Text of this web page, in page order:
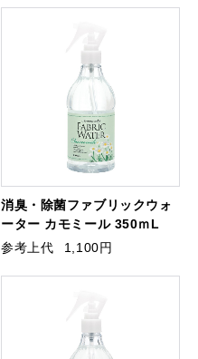
消臭・除菌ファブリックウォ
ーター カモミール 350ｍL
参考上代
1,100円